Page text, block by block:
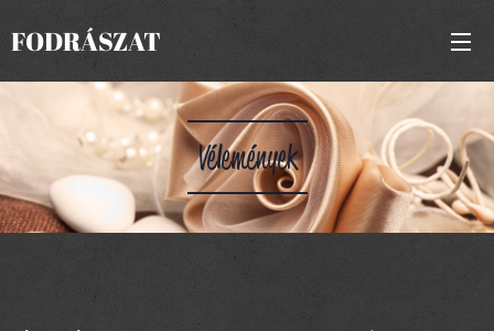
FODRÁSZAT
Vélemények